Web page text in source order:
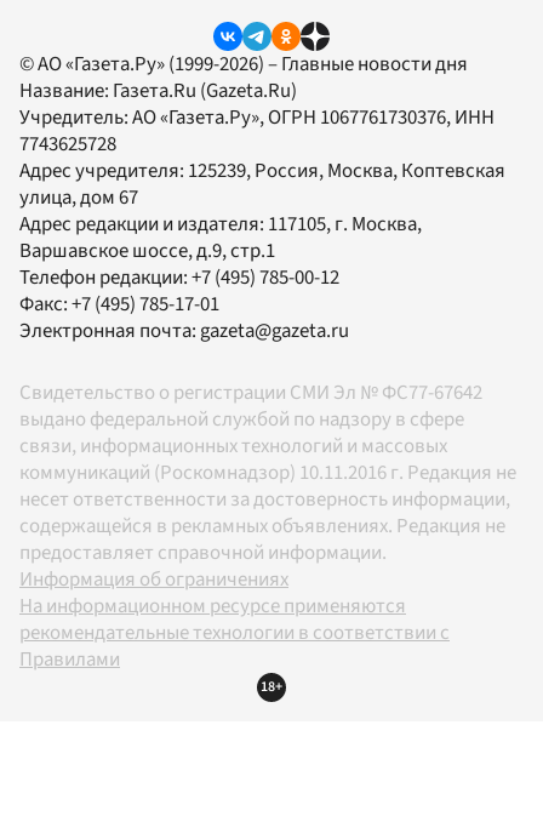
© АО «Газета.Ру» (1999-2026) – Главные новости дня
Название: Газета.Ru (Gazeta.Ru)
Учредитель:АО «Газета.Ру», ОГРН 1067761730376, ИНН
7743625728
Адрес учредителя: 125239, Россия, Москва, Коптевская
улица, дом 67
Адрес редакции и издателя: 117105, г. Москва,
Варшавское шоссе, д.9, стр.1
Телефон редакции:+7 (495) 785-00-12
Факс:+7 (495) 785-17-01
Электронная почта:gazeta@gazeta.ru
Свидетельство о регистрации СМИ Эл № ФС77-67642
выдано федеральной службой по надзору в сфере
связи, информационных технологий и массовых
коммуникаций (Роскомнадзор) 10.11.2016 г. Редакция не
несет ответственности за достоверность информации,
содержащейся в рекламных объявлениях. Редакция не
предоставляет справочной информации.
Информация об ограничениях
На информационном ресурсе применяются
рекомендательные технологии в соответствии с
Правилами
18+